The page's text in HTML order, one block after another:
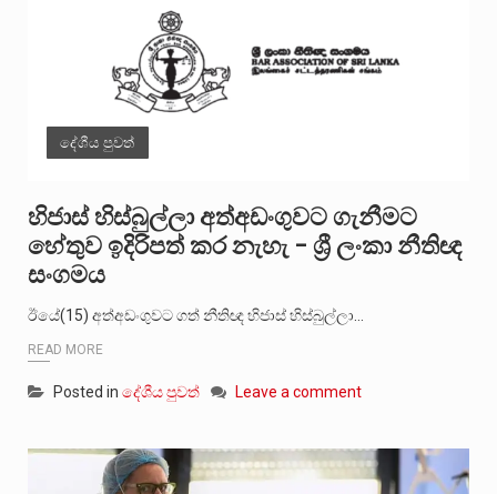
දේශීය පුවත්
හිජාස් හිස්බුල්ලා අත්අඩංගුවට ගැනීමට
හේතුව ඉදිරිපත් කර නැහැ – ශ්‍රී ලංකා නීතිඥ
සංගමය
ඊයේ(15) අත්අඩංගුවට ගත් නීතිඥ හිජාස් හිස්බුල්ලා…
READ MORE
Posted in දේශීය පුවත් Leave a comment